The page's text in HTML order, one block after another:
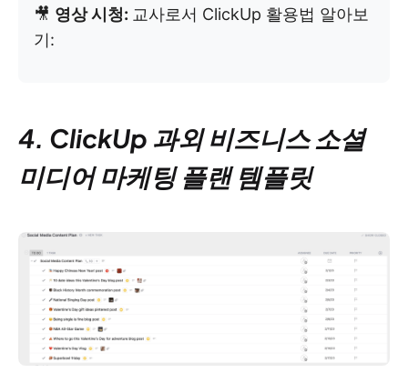
🎥 영상 시청: 교사로서 ClickUp 활용법 알아보
기:
4. ClickUp 과외 비즈니스 소셜
미디어 마케팅 플랜 템플릿